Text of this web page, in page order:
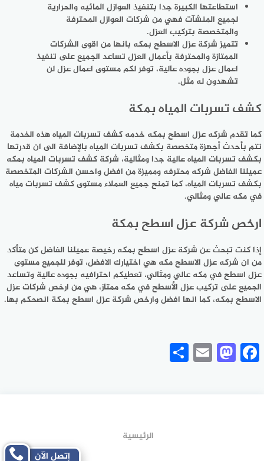
استطاعتها الكبيرة جدا بتنفيذ العوازل المائيه والحرارية
لجميع المنشآت فهي من شركات العوازل المحترفة
والمتخصصة بتركيب العزل.
تتميز شركة عزل الاسطح بمكه بانها من اقوى الشركات
الممتازة والمحترفة بأعمال العزل تساعد الجميع على تنفيذ
اعمال عزل بجوده عالية، توفر لكم مستوى اعمال عزل لن
تشهدون له مثل.
كشف تسربات المياه بمكة
كما تقدم شركه عزل اسطح بمكه خدمه كشف تسربات المياه هذه الخدمة
تتم بأحدث أجهزة متخصصة بكشف تسربات المياه بالإضافة الى ان قدرتها
بكشف تسربات المياه عالية جدا ومثالية، شركة كشف تسربات المياه بمكه
عميلنا الفاضل شركه محترفه ومميزة من افضل واحسن الشركات المتخصصة
بكشف تسربات المياه، كما تمنح جميع العملاء مستوى كشف تسربات مياه
في مكه عالي ومثالي.
ارخص شركة عزل اسطح بمكة
إذا كنت تبحث عن شركة عزل اسطح بمكه رخيصة عميلنا الفاضل كن متأكد
من ان شركه عزل الاسطح مكه هي اختيارك الافضل، توفر للجميع مستوى
عزل اسطح في مكه عالي ومثالي، تعطيكم احترافيه بجوده عالية وتساعد
الجميع على تركيب عزل الأسطح في مكه ممتاز، هي من ارخص شركات عزل
الاسطح بمكه، كما انها افضل وارخص شركة عزل اسطح بمكة انصحكم بها.
Facebook
Mastodon
Email
الرئيسية
إتصل الآن